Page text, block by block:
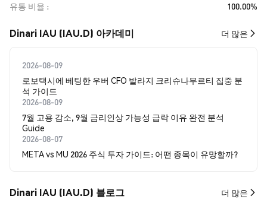
유통 비율
100.00%
Dinari IAU (IAU.D) 아카데미 더 많은
2026-08-09
로보택시에 베팅한 우버 CFO 발라지 크리슈나무르티 집중 분
석 가이드
2026-08-09
7월 고용 감소, 9월 금리인상 가능성 급락 이유 완전 분석
Guide
2026-08-07
META vs MU 2026 주식 투자 가이드: 어떤 종목이 유망할까?
Dinari IAU (IAU.D) 블로그 더 많은